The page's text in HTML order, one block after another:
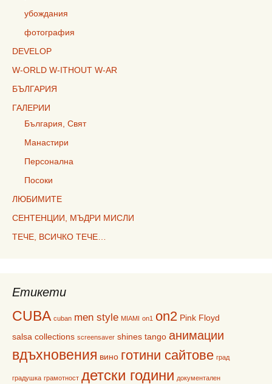
убождания
фотография
DEVELOP
W-ORLD W-ITHOUT W-AR
БЪЛГАРИЯ
ГАЛЕРИИ
България, Свят
Манастири
Персонална
Посоки
ЛЮБИМИТЕ
СЕНТЕНЦИИ, МЪДРИ МИСЛИ
ТЕЧЕ, ВСИЧКО ТЕЧЕ…
Етикети
CUBA cuban men style MIAMI on1 on2 Pink Floyd
salsa collections screensaver shines tango анимации
вдъхновения вино готини сайтове град
градушка грамотност детски години документален